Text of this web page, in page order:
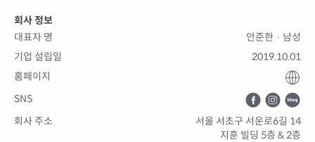
회사 정보
대표자 명
안준한 · 남성
기업 설립일
2019.10.01
홈페이지
SNS
회사 주소
서울 서초구 서운로6길 14
지훈 빌딩 5층 & 2층